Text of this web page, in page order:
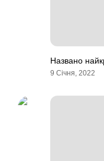
Названо
9 Січня, 2022